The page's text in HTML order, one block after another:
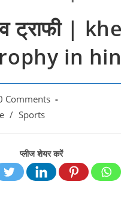
ट्राफी |
in
Comments
/ Sports
प्लीज शेयर करें